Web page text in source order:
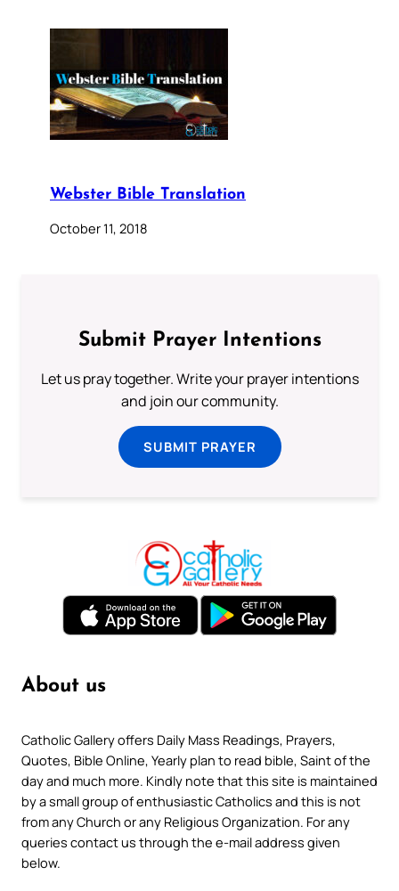
Webster Bible Translation
October 11, 2018
Submit Prayer Intentions
Let us pray together. Write your prayer intentions
and join our community.
SUBMIT PRAYER
About us
Catholic Gallery offers Daily Mass Readings, Prayers,
Quotes, Bible Online, Yearly plan to read bible, Saint of the
day and much more. Kindly note that this site is maintained
by a small group of enthusiastic Catholics and this is not
from any Church or any Religious Organization. For any
queries contact us through the e-mail address given
below.